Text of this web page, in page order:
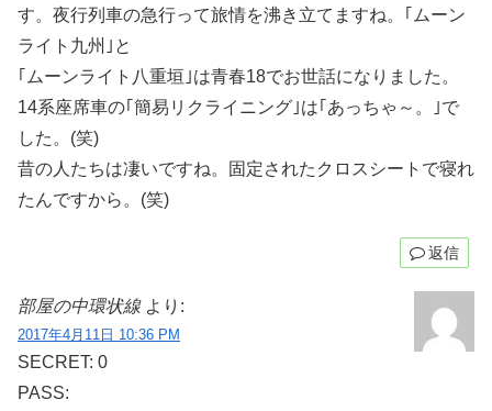
す。夜行列車の急行って旅情を沸き立てますね。｢ムーン
ライト九州｣と
｢ムーンライト八重垣｣は青春18でお世話になりました。
14系座席車の｢簡易リクライニング｣は｢あっちゃ～。｣で
した。(笑)
昔の人たちは凄いですね。固定されたクロスシートで寝れ
たんですから。(笑)
返信
部屋の中環状線 より:
2017年4月11日 10:36 PM
SECRET: 0
PASS: